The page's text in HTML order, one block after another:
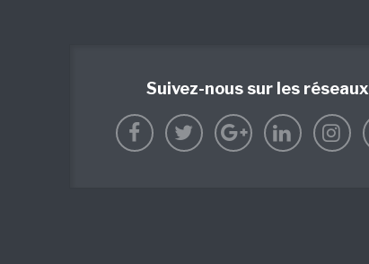
Suivez-nous sur les réseaux